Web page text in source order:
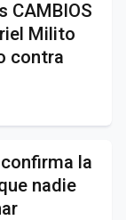
CAMBIOS
Milito
contra
la
nadie